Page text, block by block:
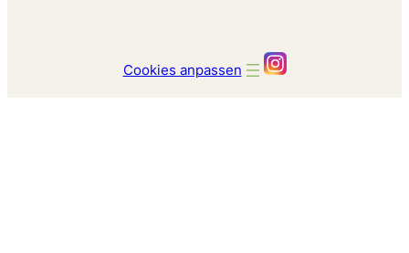
Cookies anpassen